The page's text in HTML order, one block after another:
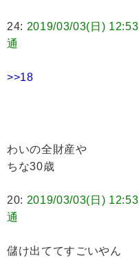
24: 2019/03/03(日)
通
>>18
わいの全財産や
ちな30歳
20: 2019/03/03(日)
通
儲け出ててすごいやん